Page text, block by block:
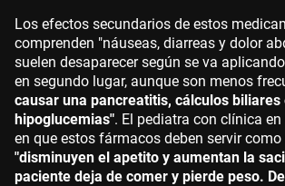
Los efectos secundarios de estos
comprenden "náuseas, diarreas y dolor
suelen desaparecer según se va
en segundo lugar, aunque son menos
causar una pancreatitis, cálculos biliares
hipoglucemias". El pediatra con clínica
en que estos fármacos deben servir como
"disminuyen el apetito y aumentan la
paciente deja de comer y pierde peso.